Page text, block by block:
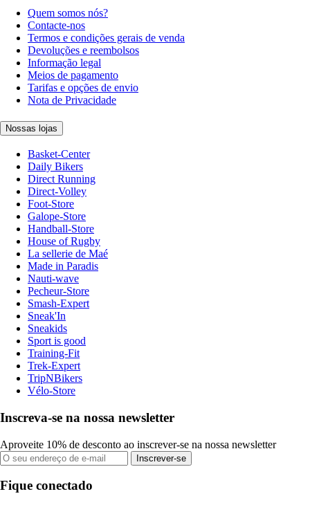
Quem somos nós?
Contacte-nos
Termos e condições gerais de venda
Devoluções e reembolsos
Informação legal
Meios de pagamento
Tarifas e opções de envio
Nota de Privacidade
Nossas lojas
Basket-Center
Daily Bikers
Direct Running
Direct-Volley
Foot-Store
Galope-Store
Handball-Store
House of Rugby
La sellerie de Maé
Made in Paradis
Nauti-wave
Pecheur-Store
Smash-Expert
Sneak'In
Sneakids
Sport is good
Training-Fit
Trek-Expert
TripNBikers
Vélo-Store
Inscreva-se na nossa newsletter
Aproveite 10% de desconto ao inscrever-se na nossa newsletter
Inscrever-se
Fique conectado